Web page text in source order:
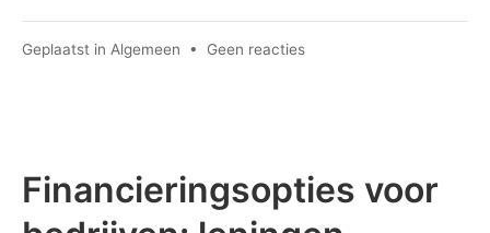
Geplaatst in Algemeen • Geen reactiesop
en
eenvoudig
online
Financieringsopties voor